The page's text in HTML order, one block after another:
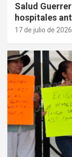
Salud
hospitales
17 de julio de 2026